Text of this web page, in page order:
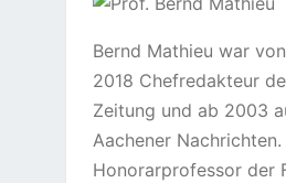
Bernd Mathieu war
2018 Chefredakteur
Zeitung und ab 2003
Aachener
Honorarprofessor der